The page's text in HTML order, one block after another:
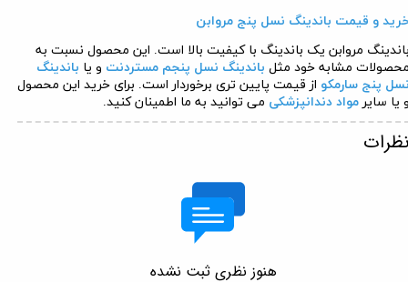
و قیمت باندینگ نسل پنج مروابن
مروابن یک باندینگ با کیفیت بالا است. این محصول نسبت به
مشابه خود مثل باندینگ نسل پنجم مستردنت و یا باندینگ
پنج سارمکو از قیمت پایین تری برخوردار است. برای خرید این محصول
یا سایرمواد دندانپزشکی می توانید به ما اطمینان کنید.
هنوز نظری ثبت نشده